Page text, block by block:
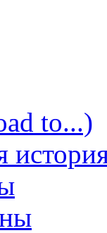
to...)